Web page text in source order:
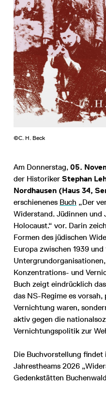
©C. H. Beck
Am Donnerstag, 05.
der Historiker Stephan
Nordhausen (Haus 34,
erschienenes Buch „Der
Widerstand. Jüdinnen und
Holocaust.“ vor. Darin
Formen des jüdischen
Europa zwischen 1939 und
Konzentrations- und
Buch zeigt eindrücklich
das NS-Regime es vorsah,
Vernichtung waren,
aktiv gegen die
Vernichtungspolitik zur
Die Buchvorstellung findet
Jahrestheams 2026
Gedenkstätten